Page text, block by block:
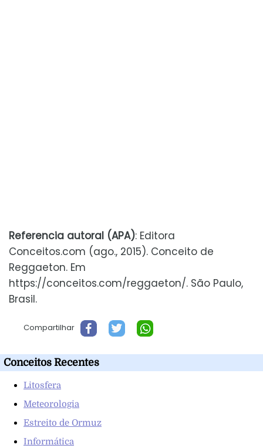
Referencia autoral (APA): Editora
Conceitos.com (ago., 2015). Conceito de
Reggaeton. Em
https://conceitos.com/reggaeton/. São Paulo,
Brasil.
Compartilhar
Conceitos Recentes
Litosfera
Meteorologia
Estreito de Ormuz
Informática